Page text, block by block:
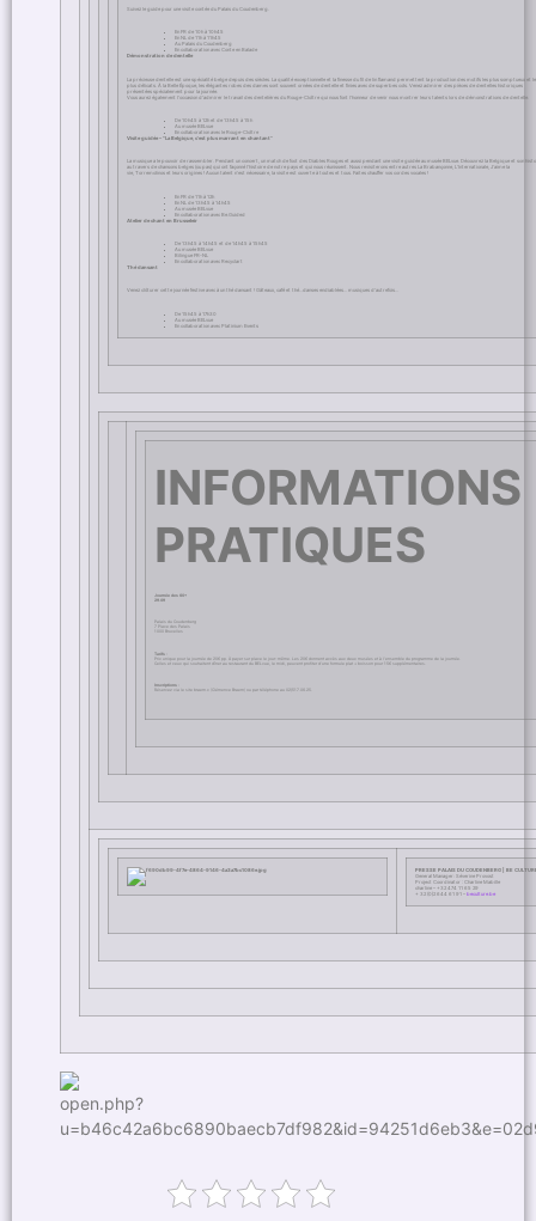
Suivez le guide pour une visite contée du Palais du Coudenberg.
En FR de 10h à 10h45
En NL de 11h à 11h45
Au Palais du Coudenberg
En collaboration avec Conte en Balade
Démonstration de dentelle
La précieuse dentelle est une spécialité belge depuis des siècles. La qualité exceptionnelle et la finesse du fil de lin flamand permettent la production des motifs les plus somptueux et
plus délicats. À la Belle Époque, les élégantes robes des dames sont souvent ornées de dentelle et finies avec de superbes cols. Venez admirer des pièces de dentelles historiques
présentées spécialement pour la journée.
Vous aurez également l’occasion d’admirer le travail des dentelières du Rouge-Cloître qui nous font l’honneur de venir nous montrer leurs talents lors de démonstrations de dentelle.
De 10h45 à 12h et de 13h45 à 15h
Au musée BELvue
En collaboration avec le Rouge-Cloître
Visite guidée – "La Belgique, c’est plus marrant en chantant”
La musique a le pouvoir de rassembler. Pendant un concert, un match de foot des Diables Rouges et aussi pendant une visite guidée au musée BELvue. Découvrez la Belgique et son
au travers de chansons belges (ou pas) qui ont façonné l’histoire de notre pays et qui nous réunissent. Nous revisiterons entre autres La Brabançonne, L’Internationale, J’aime la
vie, Torremolinos et leurs origines ! Aucun talent n’est nécessaire, la visite est ouverte à toutes et tous. Faites chauffer vos cordes vocales !
En FR de 11h à 12h
En NL de 13h45 à 14h45
Au musée BELvue
En collaboration avec Be.Guided
Atelier de chant en Brusseleir
De 13h45 à 14h45 et de 14h45 à 15h45
Au musée BELvue
Bilingue FR-NL
En collaboration avec Recyclart
Thé dansant
Venez clôturer cette journée festive avec à un thé dansant ! Gâteaux, café et thé…danses endiablées… musiques d’autrefois…
De 15h45 à 17h30
Au musée BELvue
En collaboration avec Platinium Events
INFORMATIONS
PRATIQUES
Journée des 60+
29.09
Palais du Coudenberg
7 Place des Palais
1000 Bruxelles
Tarifs :
Prix unique pour la journée de 20€ pp. À payer sur place le jour-même. Les 20€ donnent accès aux deux musées et à l’ensemble du programme de la journée.
Celles et ceux qui souhaitent dîner au restaurant du BELvue, le midi, peuvent profiter d’une formule plat + boisson pour 15€ supplémentaires.
Inscriptions :
Réservez via le site braem.c (Clémence Braem) ou par téléphone au 02/517.06.25.
PRESSE PALAIS DU COUDENBERG | BE
General Manager: Séverine Provost
Project Coordinator : Charline Mabille
charline – +32 474 11 65 29
+ 32 (0)2 644 61 91 – beculture.be